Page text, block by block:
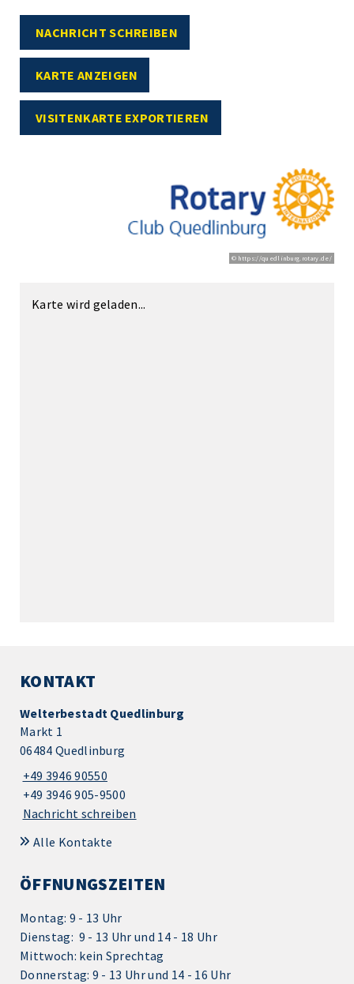
NACHRICHT SCHREIBEN
KARTE ANZEIGEN
VISITENKARTE EXPORTIEREN
© https://quedlinburg.rotary.de/
Karte wird geladen...
KONTAKT
Welterbestadt Quedlinburg
Markt 1
06484 Quedlinburg
+49 3946 90550
+49 3946 905-9500
Nachricht schreiben
Alle Kontakte
ÖFFNUNGSZEITEN
Montag: 9 - 13 Uhr
Dienstag: 9 - 13 Uhr und 14 - 18 Uhr
Mittwoch: kein Sprechtag
Donnerstag: 9 - 13 Uhr und 14 - 16 Uhr